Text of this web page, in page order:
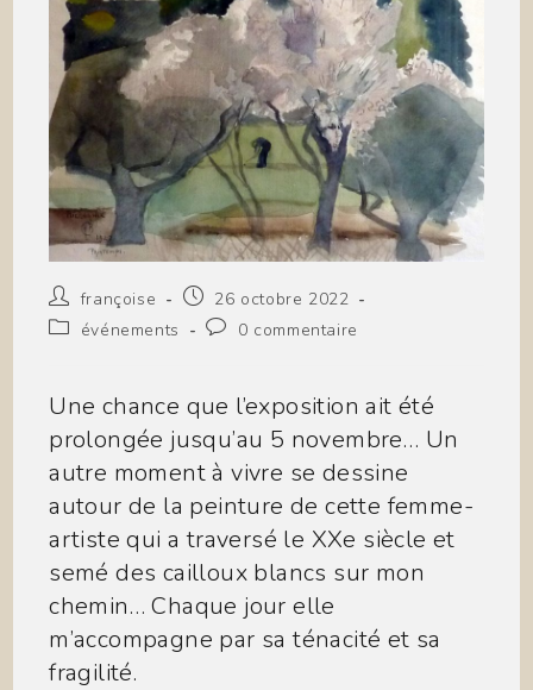
Auteur/autrice
de
la
françoise
Publication
publiée :
26 octobre 2022
Postévénements
Commentaires
publication :
0 commentaire
Une chance que l’exposition ait été
prolongée jusqu’au 5 novembre… Un
autre moment à vivre se dessine
autour de la peinture de cette femme-
artiste qui a traversé le XXe siècle et
semé des cailloux blancs sur mon
chemin… Chaque jour elle
m’accompagne par sa ténacité et sa
fragilité.